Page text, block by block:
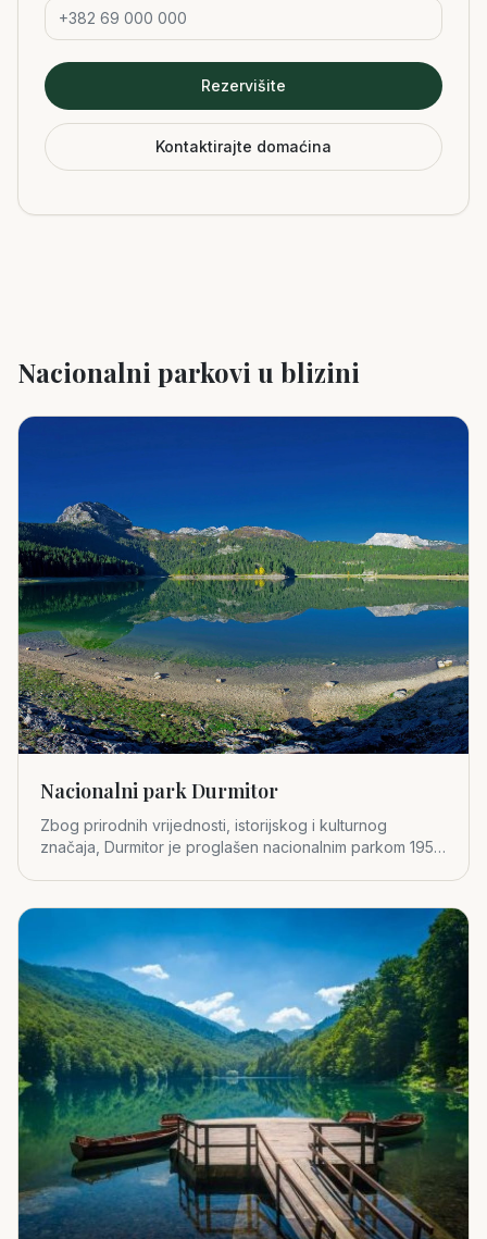
Rezervišite
Kontaktirajte domaćina
Nacionalni parkovi u blizini
Nacionalni park Durmitor
Zbog prirodnih vrijednosti, istorijskog i kulturnog
značaja, Durmitor je proglašen nacionalnim parkom 1952.